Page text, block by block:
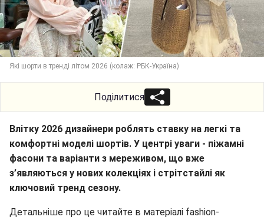
Які шорти в тренді літом 2026 (колаж: РБК-Україна)
Поділитися
Влітку 2026 дизайнери роблять ставку на легкі та
комфортні моделі шортів. У центрі уваги - піжамні
фасони та варіанти з мереживом, що вже
з’являються у нових колекціях і стрітстайлі як
ключовий тренд сезону.
Детальніше про це читайте в матеріалі fashion-